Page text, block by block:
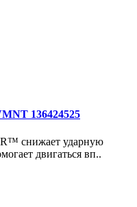
136424525
снижает ударную
двигаться вп..